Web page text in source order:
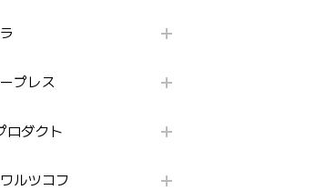
プレス
ロダクト
ルツコフ